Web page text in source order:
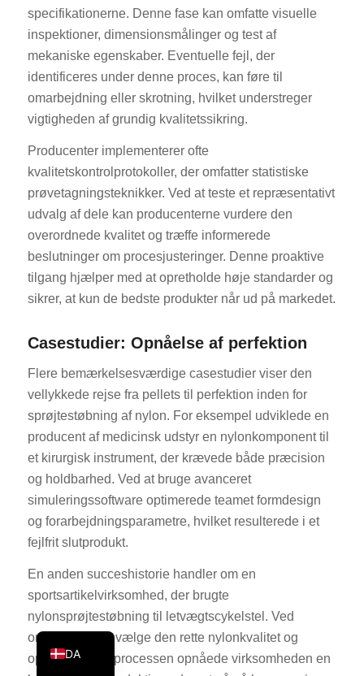
specifikationerne. Denne fase kan omfatte visuelle
inspektioner, dimensionsmålinger og test af
mekaniske egenskaber. Eventuelle fejl, der
identificeres under denne proces, kan føre til
omarbejdning eller skrotning, hvilket understreger
vigtigheden af grundig kvalitetssikring.
Producenter implementerer ofte
kvalitetskontrolprotokoller, der omfatter statistiske
prøvetagningsteknikker. Ved at teste et repræsentativt
udvalg af dele kan producenterne vurdere den
overordnede kvalitet og træffe informerede
beslutninger om procesjusteringer. Denne proaktive
tilgang hjælper med at opretholde høje standarder og
sikrer, at kun de bedste produkter når ud på markedet.
Casestudier: Opnåelse af perfektion
Flere bemærkelsesværdige casestudier viser den
vellykkede rejse fra pellets til perfektion inden for
sprøjtestøbning af nylon. For eksempel udviklede en
producent af medicinsk udstyr en nylonkomponent til
et kirurgisk instrument, der krævede både præcision
og holdbarhed. Ved at bruge avanceret
simuleringssoftware optimerede teamet formdesign
og forarbejdningsparametre, hvilket resulterede i et
fejlfrit slutprodukt.
En anden succeshistorie handler om en
sportsartikelvirksomhed, der brugte
nylonsprøjtestøbning til letvægtscykelstel. Ved
omhyggeligt at vælge den rette nylonkvalitet og
optimere støbeprocessen opnåede virksomheden en
DA
EN
IT
FR
DE
RU
NL
PL
TR
AR
PT
CS
FI
NB
EL
SV
RO
ES_MX